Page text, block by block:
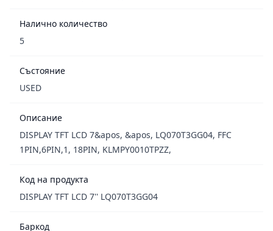
Налично количество
5
Състояние
USED
Описание
DISPLAY TFT LCD 7&apos, &apos, LQ070T3GG04, FFC
1PIN,6PIN,1, 18PIN, KLMPY0010TPZZ,
Код на продукта
DISPLAY TFT LCD 7'' LQ070T3GG04
Баркод